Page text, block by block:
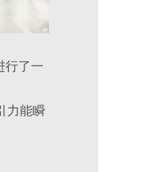
行了一
力能瞬